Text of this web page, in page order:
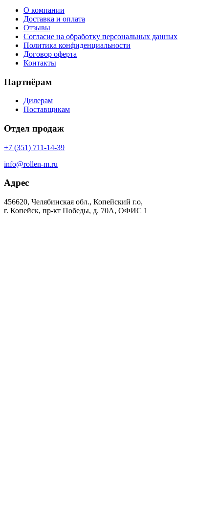
О компании
Доставка и оплата
Отзывы
Согласие на обработку персональных данных
Политика конфиденциальности
Договор оферта
Контакты
Партнёрам
Дилерам
Поставщикам
Отдел продаж
+7 (351) 711-14-39
info@rollen-m.ru
Адрес
456620, Челябинская обл., Копейский г.о,
г. Копейск, пр-кт Победы, д. 70А, ОФИС 1